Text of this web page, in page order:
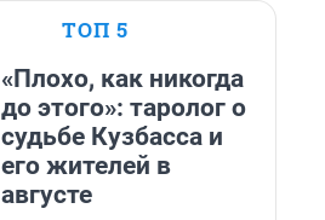
ТОП 5
«Плохо, как никогда
до этого»: таролог о
судьбе Кузбасса и
его жителей в
августе